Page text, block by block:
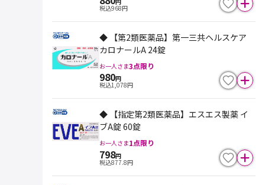
税込968円
◆ 【第2類医薬品】第一三共ヘルスケア
カロナールA 24錠
お一人さま3点限り
980円
税込1,078円
◆ 【指定第2類医薬品】エスエス製薬 イ
ブA錠 60錠
お一人さま1点限り
798円
税込877.8円